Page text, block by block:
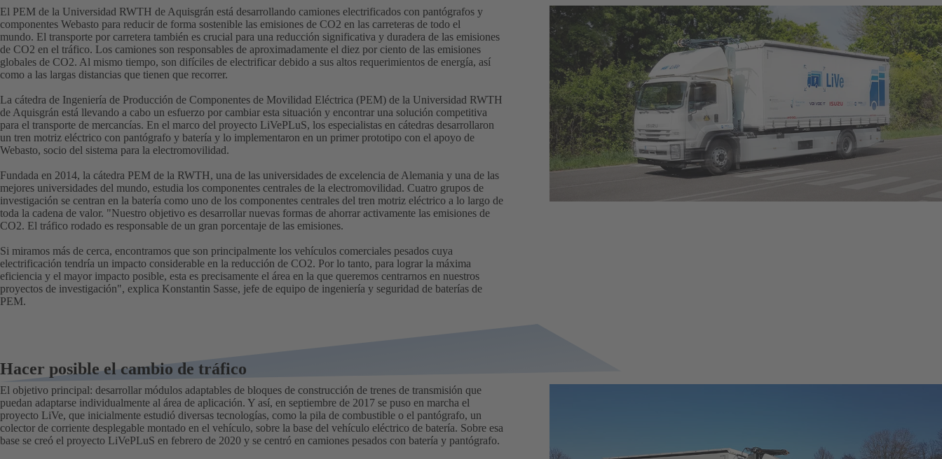
El PEM de la Universidad RWTH de Aquisgrán está desarrollando camiones electrificados con pantógrafos y
componentes Webasto para reducir de forma sostenible las emisiones de CO2 en las carreteras de todo el
mundo. El transporte por carretera también es crucial para una reducción significativa y duradera de las emisiones
de CO2 en el tráfico. Los camiones son responsables de aproximadamente el diez por ciento de las emisiones
globales de CO2. Al mismo tiempo, son difíciles de electrificar debido a sus altos requerimientos de energía, así
como a las largas distancias que tienen que recorrer.
La cátedra de Ingeniería de Producción de Componentes de Movilidad Eléctrica (PEM) de la Universidad RWTH
de Aquisgrán está llevando a cabo un esfuerzo por cambiar esta situación y encontrar una solución competitiva
para el transporte de mercancías. En el marco del proyecto LiVePLuS, los especialistas en cátedras desarrollaron
un tren motriz eléctrico con pantógrafo y batería y lo implementaron en un primer prototipo con el apoyo de
Webasto, socio del sistema para la electromovilidad.
Fundada en 2014, la cátedra PEM de la RWTH, una de las universidades de excelencia de Alemania y una de las
mejores universidades del mundo, estudia los componentes centrales de la electromovilidad. Cuatro grupos de
investigación se centran en la batería como uno de los componentes centrales del tren motriz eléctrico a lo largo de
toda la cadena de valor. "Nuestro objetivo es desarrollar nuevas formas de ahorrar activamente las emisiones de
CO2. El tráfico rodado es responsable de un gran porcentaje de las emisiones.
Si miramos más de cerca, encontramos que son principalmente los vehículos comerciales pesados cuya
electrificación tendría un impacto considerable en la reducción de CO2. Por lo tanto, para lograr la máxima
eficiencia y el mayor impacto posible, esta es precisamente el área en la que queremos centrarnos en nuestros
proyectos de investigación", explica Konstantin Sasse, jefe de equipo de ingeniería y seguridad de baterías de
PEM.
Hacer posible el cambio de tráfico
El objetivo principal: desarrollar módulos adaptables de bloques de construcción de trenes de transmisión que
puedan adaptarse individualmente al área de aplicación. Y así, en septiembre de 2017 se puso en marcha el
proyecto LiVe, que inicialmente estudió diversas tecnologías, como la pila de combustible o el pantógrafo, un
colector de corriente desplegable montado en el vehículo, sobre la base del vehículo eléctrico de batería. Sobre esa
base se creó el proyecto LiVePLuS en febrero de 2020 y se centró en camiones pesados con batería y pantógrafo.